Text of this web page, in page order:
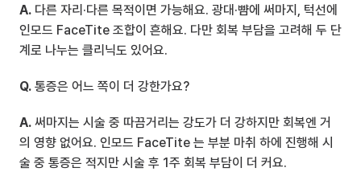
A. 다른 자리·다른 목적이면 가능해요. 광대·뺨에 써마지, 턱선에
인모드 FaceTite 조합이 흔해요. 다만 회복 부담을 고려해 두 단
계로 나누는 클리닉도 있어요.
Q. 통증은 어느 쪽이 더 강한가요?
A. 써마지는 시술 중 따끔거리는 강도가 더 강하지만 회복엔 거
의 영향 없어요. 인모드 FaceTite 는 부분 마취 하에 진행해 시
술 중 통증은 적지만 시술 후 1주 회복 부담이 더 커요.